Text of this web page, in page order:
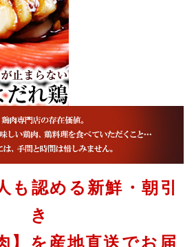
も認める新鮮・朝引
き
】を産地直送でお届